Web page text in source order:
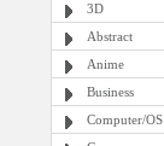
3D
Abstract
Anime
Business
Computer/OS